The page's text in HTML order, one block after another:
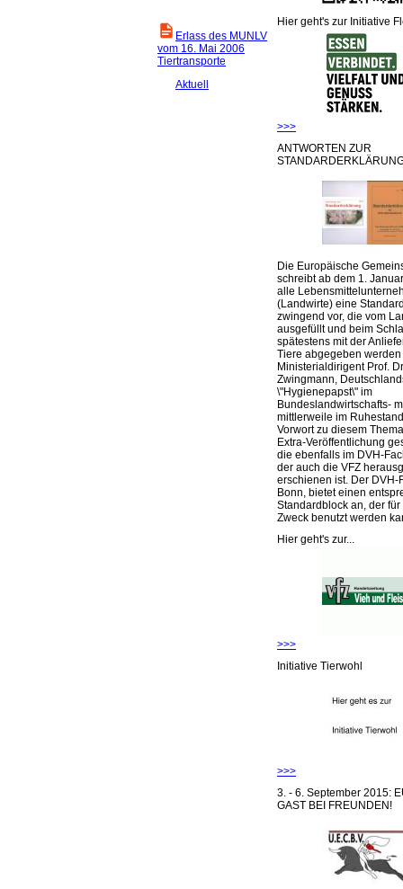
Erlass des MUNLV
vom 16. Mai 2006
Tiertransporte
Aktuell
Hier geht's zur Initiative
>>>
ANTWORTEN ZUR
Die Europäische
schreibt ab dem 1.
alle
(Landwirte) eine
zwingend vor, die vom
ausgefüllt und beim
spätestens mit der
Tiere abgegeben werden
Ministerialdirigent Prof.
Zwingmann,
\"Hygienepapst\" im
Bundeslandwirtschafts-
mittlerweile im
Vorwort zu diesem
Extra-Veröffentlichung
die ebenfalls im DVH-
der auch die VFZ
erschienen ist. Der DVH-
Bonn, bietet einen
Standardblock an, der
Zweck benutzt werden
Hier geht's zur...
>>>
Initiative Tierwohl
>>>
3. - 6. September 2015:
GAST BEI FREUNDEN!